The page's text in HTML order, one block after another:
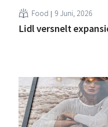
Food 9 Juni, 2026
Lidl versnelt